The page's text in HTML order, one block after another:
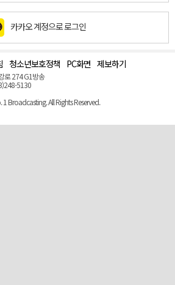
카카오 계정으로 로그인
청소년보호정책 PC화면 제보하기
로 274 G1방송
5130
Broadcasting. All Rights Reserved.